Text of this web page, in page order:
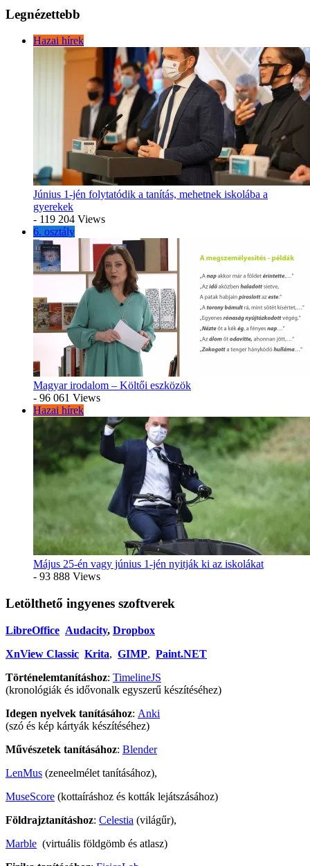
Legnézettebb
Hazai hírek
Június 1-jén folytatódik a tanítás, mehetnek iskolába a
gyerekek
- 119 204 Views
6. osztály
Magyar irodalom – Költői eszközök
- 96 061 Views
Hazai hírek
Május 25-én vagy június 1-jén nyitják ki az iskolákat
- 93 888 Views
Letölthető ingyenes szoftverek
LibreOffice Audacity, Dropbox
XnView Classic Krita, GIMP, Paint.NET
Történelemtanításhoz: TimelineJS
(kronológiák és idővonalk egyszerű készítéséhez)
Idegen nyelvek tanításához: Anki
(szó és kép kártyák készítéséhez)
Művészetek tanításához: Blender
LenMus (zeneelmélet tanításához),
MuseScore (kottaíráshoz és kották lejátszásához)
Földrajztanításhoz: Celestia (világűr),
Marble (virtuális földgömb és atlasz)